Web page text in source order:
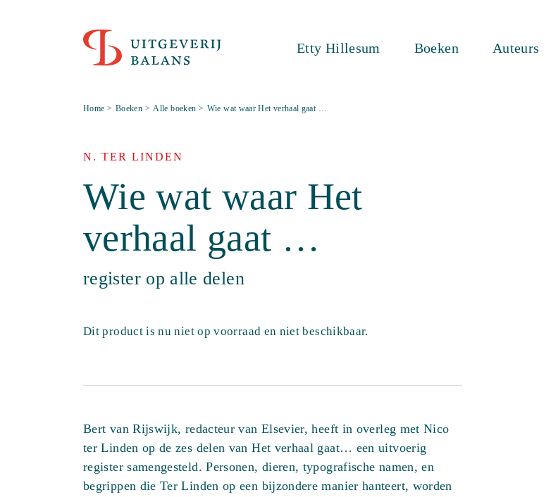
Etty Hillesum Boeken Auteurs
Home > Boeken > Alle boeken > Wie wat waar Het verhaal gaat …
N. TER LINDEN
Wie wat waar Het
verhaal gaat …
register op alle delen
Dit product is nu niet op voorraad en niet beschikbaar.
Bert van Rijswijk, redacteur van Elsevier, heeft in overleg met Nico
ter Linden op de zes delen van Het verhaal gaat… een uitvoerig
register samengesteld. Personen, dieren, typografische namen, en
begrippen die Ter Linden op een bijzondere manier hanteert, worden